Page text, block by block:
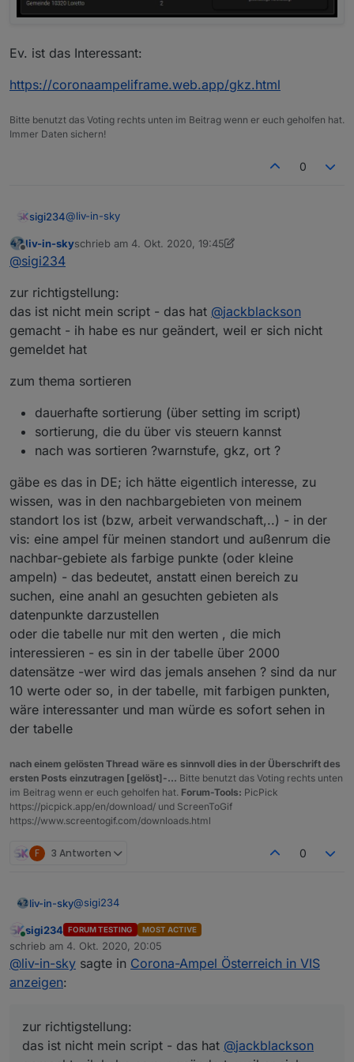
Ev. ist das Interessant:
https://coronaampeliframe.web.app/gkz.html
Bitte benutzt das Voting rechts unten im Beitrag wenn er euch geholfen hat.
Immer Daten sichern!
0
sigi234@liv-in-sky
Hallo, kann man in der Tabelle auch sortieren? Kannst
Ev. ist das Interessant:
https://coronaampeliframe.web.app/gkz.html
Offline
liv-in-skyschrieb am 4. Okt. 2020, 19:45
zuletzt editiert von liv-in-sky10. Apr. 2020, 21:48
@sigi234
zur richtigstellung:
das ist nicht mein script - das hat @jackblackson
gemacht - ih habe es nur geändert, weil er sich nicht
gemeldet hat
zum thema sortieren
dauerhafte sortierung (über setting im script)
sortierung, die du über vis steuern kannst
nach was sortieren ?warnstufe, gkz, ort ?
gäbe es das in DE; ich hätte eigentlich interesse, zu
wissen, was in den nachbargebieten von meinem
standort los ist (bzw, arbeit verwandschaft,..) - in der
vis: eine ampel für meinen standort und außenrum die
nachbar-gebiete als farbige punkte (oder kleine
ampeln) - das bedeutet, anstatt einen bereich zu
suchen, eine anahl an gesuchten gebieten als
datenpunkte darzustellen
oder die tabelle nur mit den werten , die mich
interessieren - es sin in der tabelle über 2000
datensätze -wer wird das jemals ansehen ? sind da nur
10 werte oder so, in der tabelle, mit farbigen punkten,
wäre interessanter und man würde es sofort sehen in
der tabelle
nach einem gelösten Thread wäre es sinnvoll dies in der Überschrift des
ersten Posts einzutragen [gelöst]-... Bitte benutzt das Voting rechts unten
im Beitrag wenn er euch geholfen hat. Forum-Tools: PicPick
https://picpick.app/en/download/ und ScreenToGif
https://www.screentogif.com/downloads.html
F 3 Antworten 0
liv-in-sky@sigi234
zur richtigstellung:
das ist nicht mein script - das hat
gemacht - ih habe es nur geändert, weil er sich nicht
zum thema sortieren
nach was sortieren ?warnstufe, gkz, ort ?
wissen, was in den nachbargebieten von meinem
standort los ist (bzw, arbeit verwandschaft,..) - in der
vis: eine ampel für meinen standort und außenrum
Online
sigi234 FORUM TESTING MOST ACTIVE
schrieb am 4. Okt. 2020, 20:05
zuletzt editiert von
@liv-in-sky sagte in Corona-Ampel Österreich in VIS
anzeigen:
zur richtigstellung:
das ist nicht mein script - das hat @jackblackson